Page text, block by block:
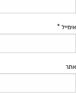
אימייל *
אתר